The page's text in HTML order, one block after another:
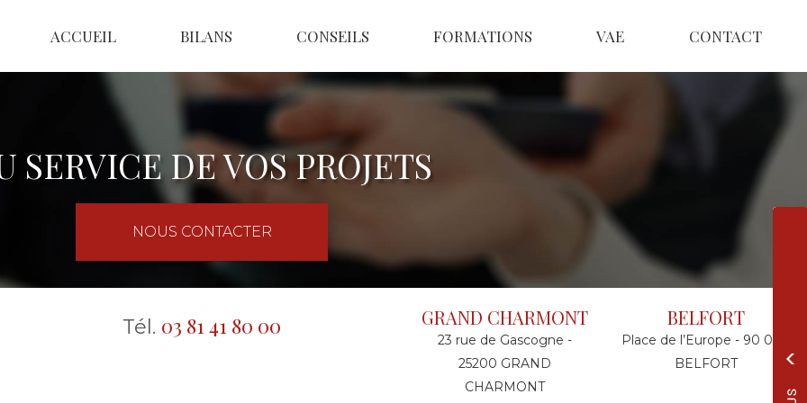
ACCUEIL BILANS CONSEILS FORMATIONS VAE CONTACT
SERVICE DE VOS PROJETS
NOUS CONTACTER
Tél. 03 81 41 80 00 GRAND CHARMONT
23 rue de Gascogne -
25200 GRAND
CHARMONT
BELFORT
Place de l’Europe - 90 000
BELFORT